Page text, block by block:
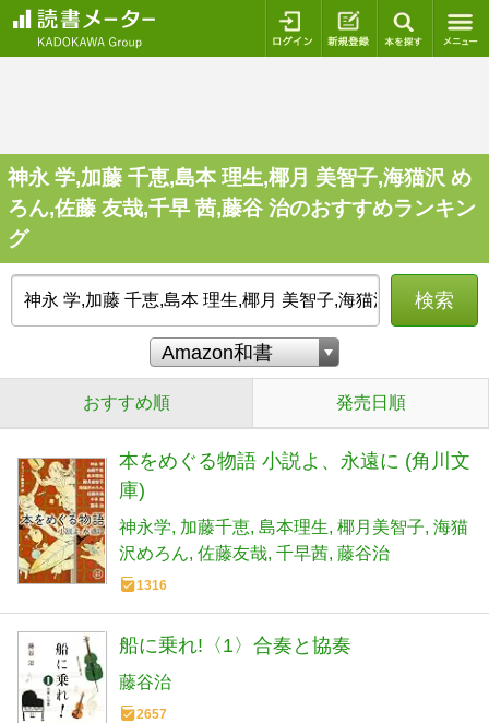
ログイン 新規登録
神永 学,加藤 千恵,島本 理生,椰月 美智子,海猫沢 め
ろん,佐藤 友哉,千早 茜,藤谷 治のおすすめランキン
グ
検索
おすすめ順 発売日順
本をめぐる物語 小説よ、永遠に (角川文
庫)
神永学 加藤千恵 島本理生 椰月美智子 海猫
沢めろん 佐藤友哉 千早茜 藤谷治
1316
船に乗れ!〈1〉合奏と協奏
藤谷治
2657